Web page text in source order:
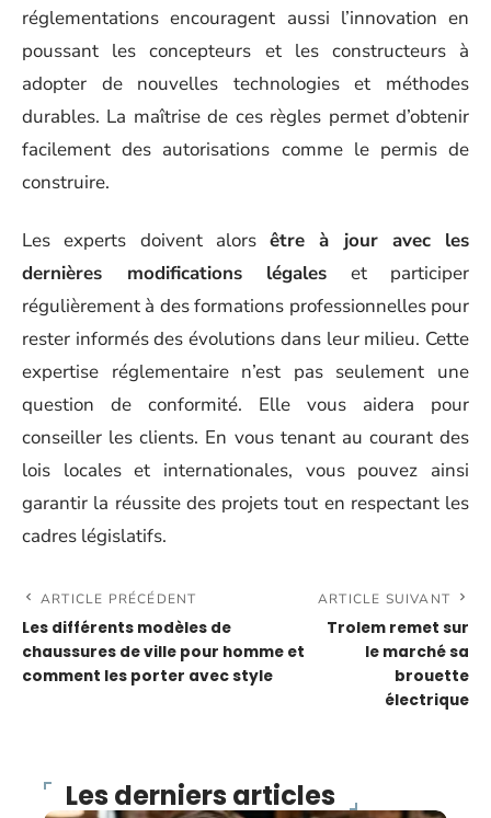
réglementations encouragent aussi l’innovation en
poussant les concepteurs et les constructeurs à
adopter de nouvelles technologies et méthodes
durables. La maîtrise de ces règles permet d’obtenir
facilement des autorisations comme le permis de
construire.
Les experts doivent alors être à jour avec les
dernières modifications légales et participer
régulièrement à des formations professionnelles pour
rester informés des évolutions dans leur milieu. Cette
expertise réglementaire n’est pas seulement une
question de conformité. Elle vous aidera pour
conseiller les clients. En vous tenant au courant des
lois locales et internationales, vous pouvez ainsi
garantir la réussite des projets tout en respectant les
cadres législatifs.
ARTICLE PRÉCÉDENT
Les différents modèles de
chaussures de ville pour homme et
comment les porter avec style
ARTICLE SUIVANT
Trolem remet sur
le marché sa
brouette
électrique
Les derniers articles